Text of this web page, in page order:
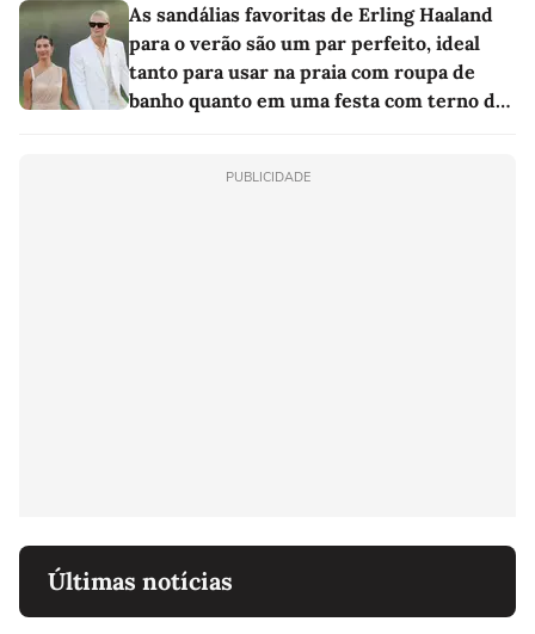
As sandálias favoritas de Erling Haaland
para o verão são um par perfeito, ideal
tanto para usar na praia com roupa de
banho quanto em uma festa com terno de
PUBLICIDADE
Últimas notícias